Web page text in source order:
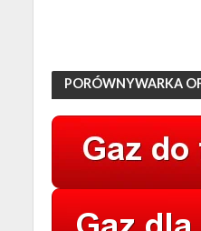
PORÓWNYWARKA